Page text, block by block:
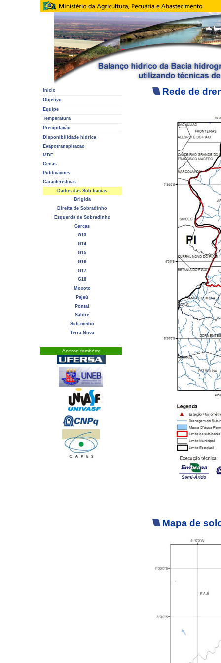
Inicio
Objetivo
Equipe
Temperatura
Precipitação
Disponibilidade hídrica
Evapotranspiracao
MDE
Cenas
Publicacoes
Caracteristicas
Dados das Sub-bacias
Brigida
Direita de Sobradinho
Esquerda de Sobradinho
Garcas
G13
G14
G15
G16
G17
G18
Moxoto
Pajeú
Pontal
Salitre
Sub-medio
Terra Nova
Acesse também:
Rede de
Mapa de